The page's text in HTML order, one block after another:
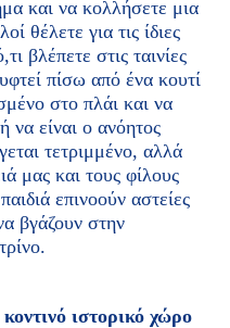
και να κολλήσετε μια
θέλετε για τις ίδιες
βλέπετε στις ταινίες
πίσω από ένα κουτί
στο πλάι και να
να είναι ο ανόητος
τετριμμένο, αλλά
μας και τους φίλους
επινοούν αστείες
βγάζουν στην
ιστορικό χώρο